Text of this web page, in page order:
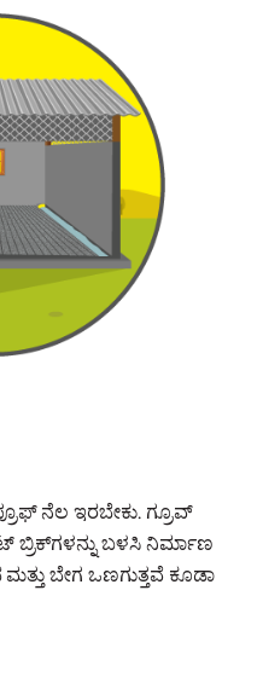
ನೆಲ ಇರಬೇಕು. ಗ್ರೂವ್
ಬ್ರಿಕ್‌ಗಳನ್ನು ಬಳಸಿ ನಿರ್ಮಾಣ
ಬೇಗ ಒಣಗುತ್ತವೆ ಕೂಡಾ